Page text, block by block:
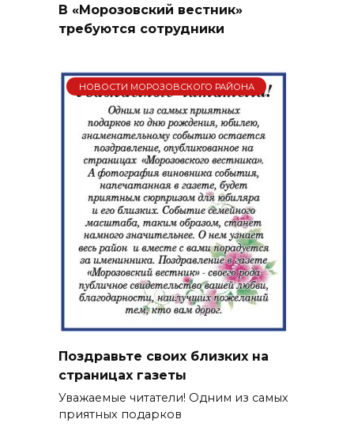
В «Морозовский вестник»
требуются сотрудники
НОВОСТИ МОРОЗОВСКОГО РАЙОНА
Поздравьте своих близких на
страницах газеты
Уважаемые читатели! Одним из самых
приятных подарков